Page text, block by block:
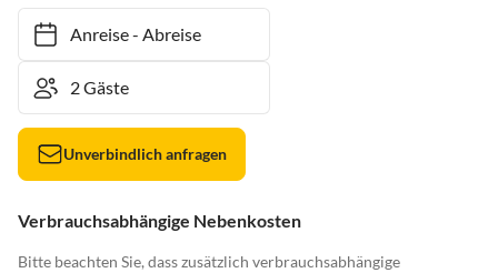
Anreise- Abreise
Unverbindlich anfragen
Verbrauchsabhängige Nebenkosten
Bitte beachten Sie, dass zusätzlich verbrauchsabhängige